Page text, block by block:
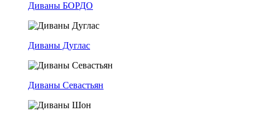
Диваны БОРДО
Диваны Дуглас
Диваны Севастьян